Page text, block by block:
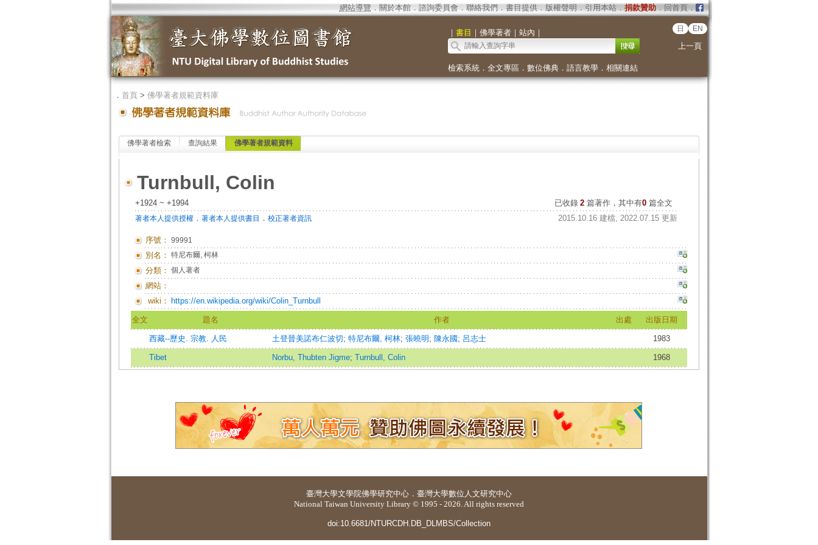
網站導覽 ． 關於本館． 諮詢委員會． 聯絡我們 ． 書目提供． 版權聲明 ． 引用本站． 捐款贊助．回首頁．
｜ 書目 ｜ 佛學著者｜ 站內 ｜ 日 EN
上一頁
檢索系統． 全文專區 ． 數位佛典． 語言教學． 相關連結
． 首頁> 佛學著者規範資料庫
佛學著者檢索 查詢結果 佛學著者規範資料
Turnbull, Colin
+1924 ~ +1994 已收錄 2 篇著作，其中有0篇全文
著者本人提供授權． 著者本人提供書目 ． 校正著者資訊 2015.10.16 建檔, 2022.07.15 更新
序號： 99991
別名： 特尼布爾, 柯林
分類： 個人著者
網站：
wiki：
https://en.wikipedia.org/wiki/Colin_Turnbull
全文 題名 作者 出處 出版日期
西藏--歷史. 宗教. 人民 土登晉美諾布仁波切; 特尼布爾, 柯林; 張曉明 ; 陳永國 ; 呂志士 1983
Tibet Norbu, Thubten Jigme; Turnbull, Colin 1968
臺灣大學文學院佛學研究中心 ． 臺灣大學數位人文研究中心
National Taiwan University Library © 1995 - 2026. All rights reserved
doi:10.6681/NTURCDH.DB_DLMBS/Collection